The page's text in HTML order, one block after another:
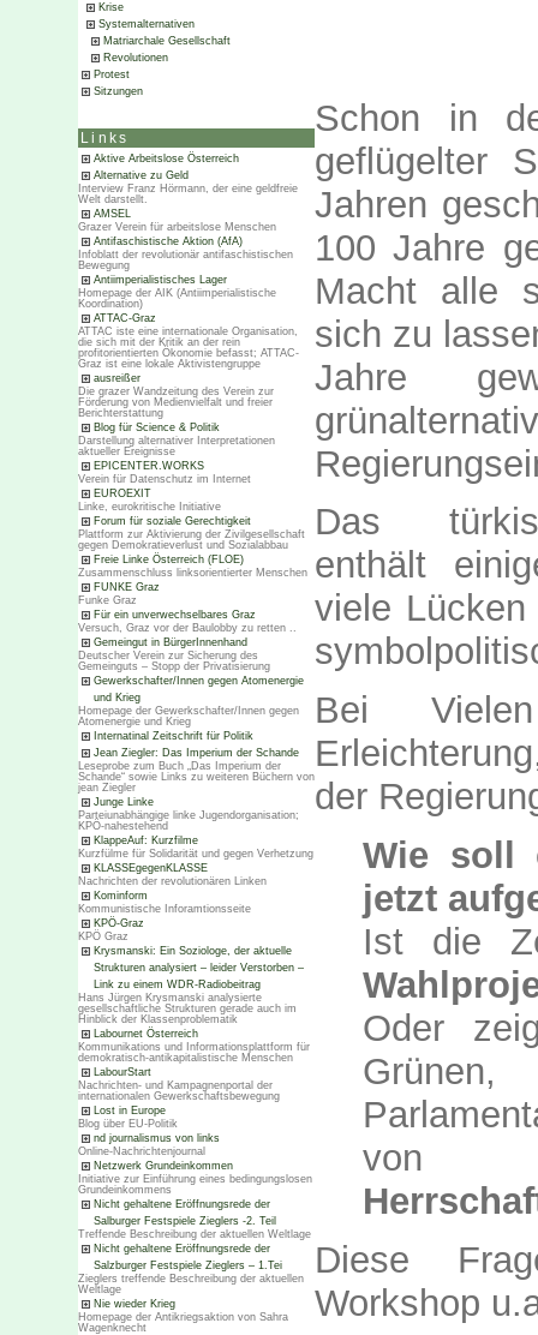
Krise
Systemalternativen
Matriarchale Gesellschaft
Revolutionen
Protest
Sitzungen
Links
Aktive Arbeitslose Österreich
Alternative zu Geld
Interview Franz Hörmann, der eine geldfreie
Welt darstellt.
AMSEL
Grazer Verein für arbeitslose Menschen
Antifaschistische Aktion (AfA)
Infoblatt der revolutionär antifaschistischen
Bewegung
Antiimperialistisches Lager
Homepage der AIK (Antiimperialistische
Koordination)
ATTAC-Graz
ATTAC iste eine internationale Organisation,
die sich mit der Kritik an der rein
profitorientierten Ökonomie befasst; ATTAC-
Graz ist eine lokale Aktivistengruppe
ausreißer
Die grazer Wandzeitung des Verein zur
Förderung von Medienvielfalt und freier
Berichterstattung
Blog für Science & Politik
Darstellung alternativer Interpretationen
aktueller Ereignisse
EPICENTER.WORKS
Verein für Datenschutz im Internet
EUROEXIT
Linke, eurokritische Initiative
Forum für soziale Gerechtigkeit
Plattform zur Aktivierung der Zivilgesellschaft
gegen Demokratieverlust und Sozialabbau
Freie Linke Österreich (FLOE)
Zusammenschluss linksorientierter Menschen
FUNKE Graz
Funke Graz
Für ein unverwechselbares Graz
Versuch, Graz vor der Baulobby zu retten ..
Gemeingut in BürgerInnenhand
Deutscher Verein zur Sicherung des
Gemeinguts – Stopp der Privatisierung
Gewerkschafter/Innen gegen Atomenergie
und Krieg
Homepage der Gewerkschafter/Innen gegen
Atomenergie und Krieg
Internatinal Zeitschrift für Politik
Jean Ziegler: Das Imperium der Schande
Leseprobe zum Buch „Das Imperium der
Schande“ sowie Links zu weiteren Büchern von
jean Ziegler
Junge Linke
Parteiunabhängige linke Jugendorganisation;
KPÖ-nahestehend
KlappeAuf: Kurzfilme
Kurzfülme für Solidarität und gegen Verhetzung
KLASSEgegenKLASSE
Nachrichten der revolutionären Linken
Kominform
Kommunistische Inforamtionsseite
KPÖ-Graz
KPÖ Graz
Krysmanski: Ein Soziologe, der aktuelle
Strukturen analysiert – leider Verstorben –
Link zu einem WDR-Radiobeitrag
Hans Jürgen Krysmanski analysierte
gesellschaftliche Strukturen gerade auch im
Hinblick der Klassenproblematik
Labournet Österreich
Kommunikations und Informationsplattform für
demokratisch-antikapitalistische Menschen
LabourStart
Nachrichten- und Kampagnenportal der
internationalen Gewerkschaftsbewegung
Lost in Europe
Blog über EU-Politik
nd journalismus von links
Online-Nachrichtenjournal
Netzwerk Grundeinkommen
Initiative zur Einführung eines bedingungslosen
Grundeinkommens
Nicht gehaltene Eröffnungsrede der
Salburger Festspiele Zieglers -2. Teil
Treffende Beschreibung der aktuellen Weltlage
Nicht gehaltene Eröffnungsrede der
Salzburger Festspiele Zieglers – 1.Tei
Zieglers treffende Beschreibung der aktuellen
Weltlage
Nie wieder Krieg
Homepage der Antikriegsaktion von Sahra
Wagenknecht
Schon in
geflügelter
Jahren
100 Jahre
Macht alle
sich zu
Jahre
Das türkis-
enthält
viele
Bei
der
Wie soll
jetzt
Ist die
Oder
von
Diese
Workshop